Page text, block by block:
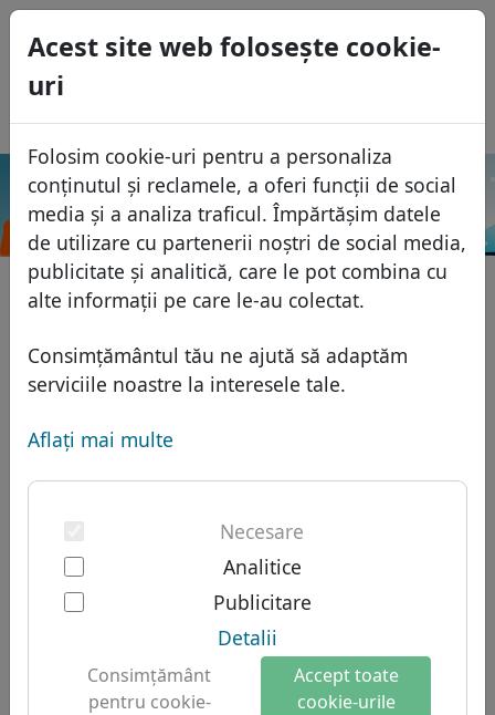
Acest site web foloseşte cookie-
uri
Folosim cookie-uri pentru a personaliza
conținutul și reclamele, a oferi funcții de social
media și a analiza traficul. Împărtășim datele
de utilizare cu partenerii noștri de social media,
publicitate și analitică, care le pot combina cu
alte informații pe care le-au colectat.
Consimțământul tău ne ajută să adaptăm
serviciile noastre la interesele tale.
Aflaţi mai multe
Necesare
Analitice
Publicitare
Detalii
Consimţământ
pentru cookie-
Accept toate
cookie-urile
Domenii
Baza domeniilor
Domenii africane
Domenii asiatice
Domenii europene
Domeniile din Orientul Mijlociu
Domenii australiene
Lista de preţuri
Reduceri
Transfer
Caută
Protecţia ID
Gazduire DNS
FAQ
Despre Let's Domains
De ce Let's Domains?
Formulări
USD
EUR
GBP
Español
Français
Italiano
Português
Eesti
.集
团
Caută
Domeniu .集团 - Domenii
noi
Timp de înregistrare: În timp real